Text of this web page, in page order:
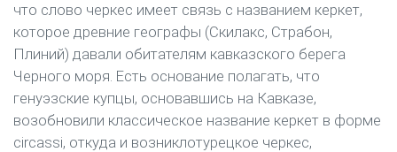
что слово черкес имеет связь с названием керкет,
которое древние географы (Скилакс, Страбон,
Плиний) давали обитателям кавказского берега
Черного моря. Есть основание полагать, что
генуэзские купцы, основавшись на Кавказе,
возобновили классическое название керкет в форме
circassi, откуда и возниклотурецкое черкес,